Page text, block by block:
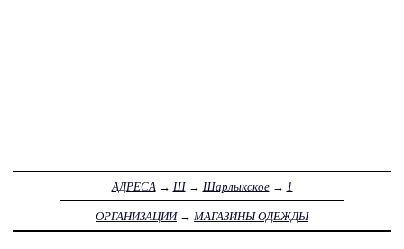
АДРЕСА → Ш→ Шарлыкское→ 1
ОРГАНИЗАЦИИ→ МАГАЗИНЫ ОДЕЖДЫ